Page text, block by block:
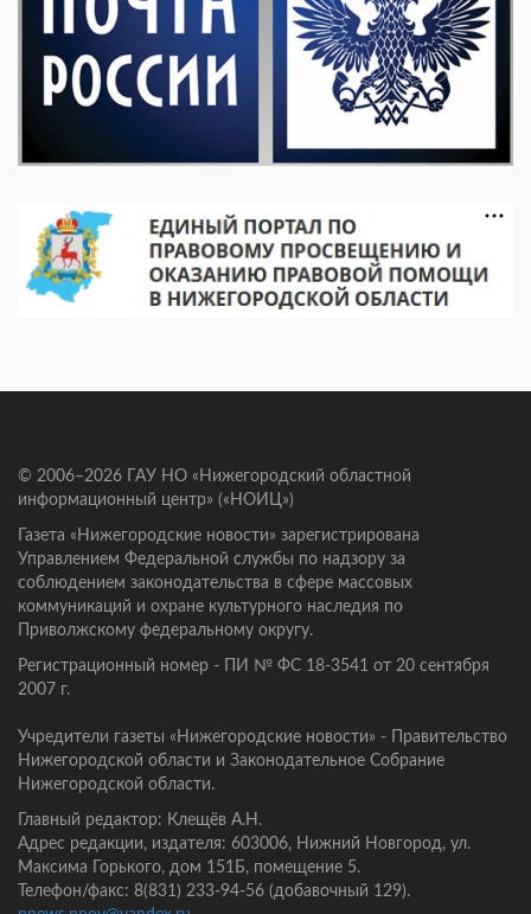
© 2006–2026 ГАУ НО «Нижегородский областной
информационный центр» («НОИЦ»)
Газета «Нижегородские новости» зарегистрирована
Управлением Федеральной службы по надзору за
соблюдением законодательства в сфере массовых
коммуникаций и охране культурного наследия по
Приволжскому федеральному округу.
Регистрационный номер - ПИ № ФС 18-3541 от 20 сентября
2007 г.
Учредители газеты «Нижегородские новости» - Правительство
Нижегородской области и Законодательное Собрание
Нижегородской области.
Главный редактор: Клещёв А.Н.
Адрес редакции, издателя: 603006, Нижний Новгород, ул.
Максима Горького, дом 151Б, помещение 5.
Телефон/факс: 8(831) 233-94-56 (добавочный 129).